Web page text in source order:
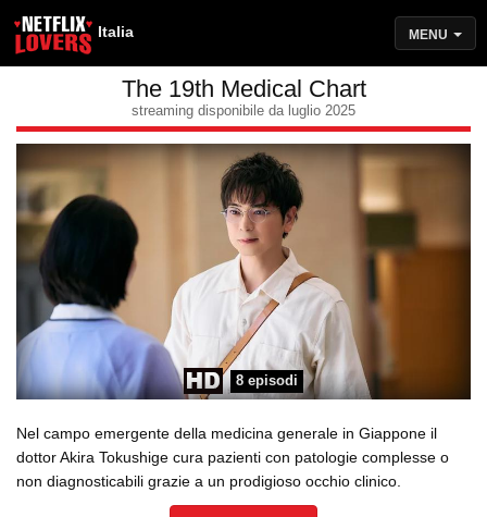
Italia MENU
The 19th Medical Chart
streaming disponibile da luglio 2025
8 episodi
Nel campo emergente della medicina generale in Giappone il
dottor Akira Tokushige cura pazienti con patologie complesse o
non diagnosticabili grazie a un prodigioso occhio clinico.